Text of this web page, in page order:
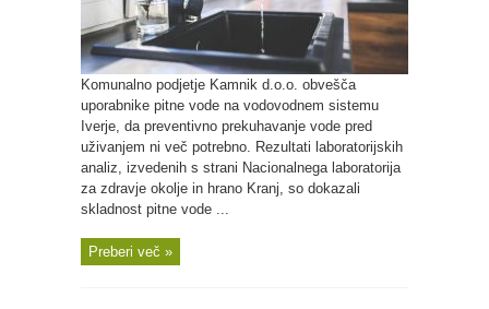
Komunalno podjetje Kamnik d.o.o. obvešča
uporabnike pitne vode na vodovodnem sistemu
Iverje, da preventivno prekuhavanje vode pred
uživanjem ni več potrebno. Rezultati laboratorijskih
analiz, izvedenih s strani Nacionalnega laboratorija
za zdravje okolje in hrano Kranj, so dokazali
skladnost pitne vode ...
Preberi več »